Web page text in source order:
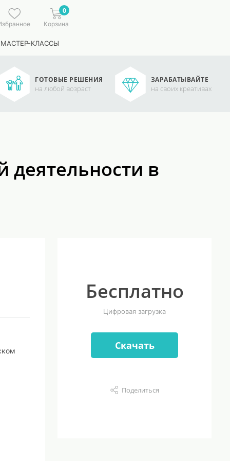
0
Корзина
КЛАССЫ
ГОТОВЫЕ РЕШЕНИЯ
на любой возраст
ЗАРАБАТЫВАЙТЕ
на своих креативах
в
Бесплатно
Цифровая загрузка
Скачать
Поделиться